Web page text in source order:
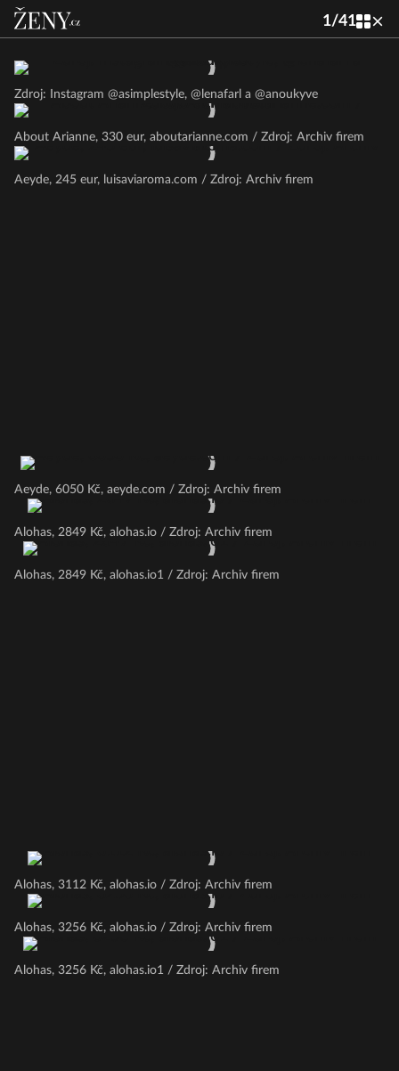
1/41
Zdroj: Instagram @asimplestyle, @lenafarl a @anoukyve
About Arianne, 330 eur, aboutarianne.com / Zdroj: Archiv firem
Aeyde, 245 eur, luisaviaroma.com / Zdroj: Archiv firem
Aeyde, 6050 Kč, aeyde.com / Zdroj: Archiv firem
Alohas, 2849 Kč, alohas.io / Zdroj: Archiv firem
Alohas, 2849 Kč, alohas.io1 / Zdroj: Archiv firem
Alohas, 3112 Kč, alohas.io / Zdroj: Archiv firem
Alohas, 3256 Kč, alohas.io / Zdroj: Archiv firem
Alohas, 3256 Kč, alohas.io1 / Zdroj: Archiv firem